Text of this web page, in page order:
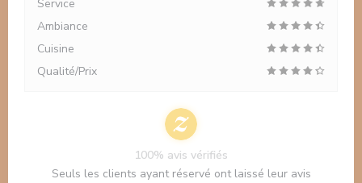
Service
Ambiance
Cuisine
Qualité/Prix
100% avis vérifiés
Seuls les clients ayant réservé ont laissé leur avis